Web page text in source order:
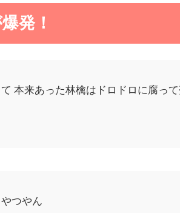
発！
本来あった林檎はドロドロに腐っ
つやん